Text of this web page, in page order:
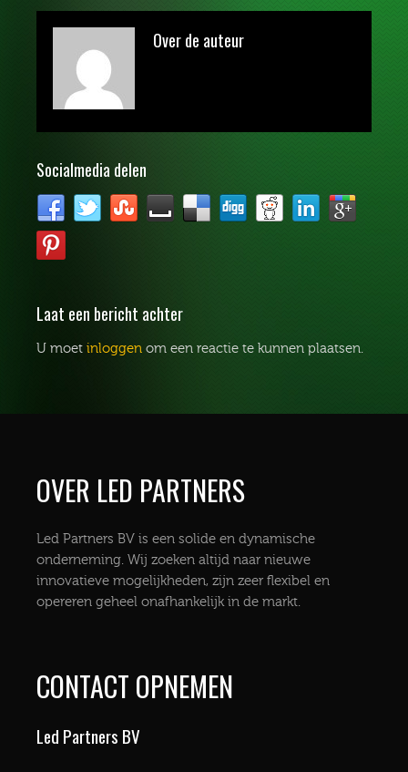
Over de auteur
Socialmedia delen
Laat een bericht achter
U moet inloggen om een reactie te kunnen plaatsen.
OVER LED PARTNERS
Led Partners BV is een solide en dynamische
onderneming. Wij zoeken altijd naar nieuwe
innovatieve mogelijkheden, zijn zeer flexibel en
opereren geheel onafhankelijk in de markt.
CONTACT OPNEMEN
Led Partners BV